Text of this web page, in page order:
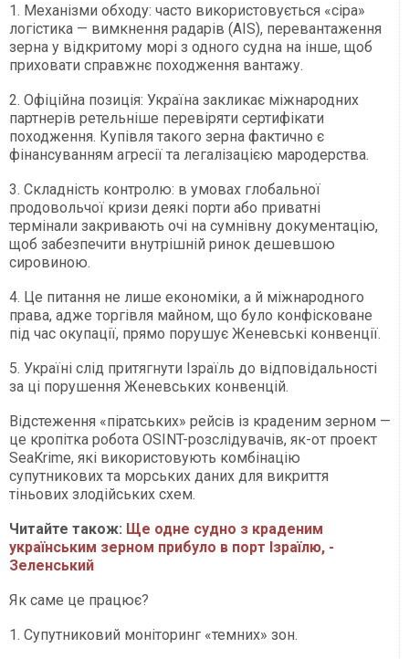
1. Механізми обходу: часто використовується «сіра»
логістика — вимкнення радарів (AIS), перевантаження
зерна у відкритому морі з одного судна на інше, щоб
приховати справжнє походження вантажу.
2. Офіційна позиція: Україна закликає міжнародних
партнерів ретельніше перевіряти сертифікати
походження. Купівля такого зерна фактично є
фінансуванням агресії та легалізацією мародерства.
3. Складність контролю: в умовах глобальної
продовольчої кризи деякі порти або приватні
термінали закривають очі на сумнівну документацію,
щоб забезпечити внутрішній ринок дешевшою
сировиною.
4. Це питання не лише економіки, а й міжнародного
права, адже торгівля майном, що було конфісковане
під час окупації, прямо порушує Женевські конвенції.
5. Україні слід притягнути Ізраїль до відповідальності
за ці порушення Женевських конвенцій.
Відстеження «піратських» рейсів із краденим зерном —
це кропітка робота OSINT-розслідувачів, як-от проект
SeaKrime, які використовують комбінацію
супутникових та морських даних для викриття
тіньових злодійських схем.
Читайте також: Ще одне судно з краденим
українським зерном прибуло в порт Ізраїлю, -
Зеленський
Як саме це працює?
1. Супутниковий моніторинг «темних» зон.